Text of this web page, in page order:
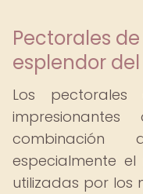
Pectorales
esplendor
Los
combinación
especialmente
utilizadas por los